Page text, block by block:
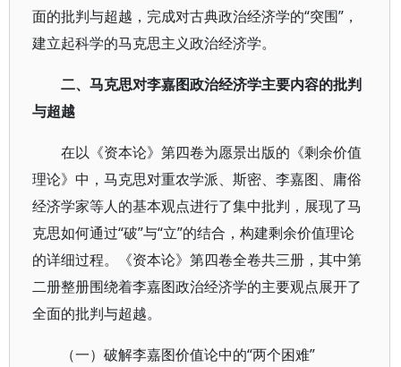
面的批判与超越，完成对古典政治经济学的“突围”，
建立起科学的马克思主义政治经济学。
二、马克思对李嘉图政治经济学主要内容的批判
与超越
在以《资本论》第四卷为愿景出版的《剩余价值
理论》中，马克思对重农学派、斯密、李嘉图、庸俗
经济学家等人的基本观点进行了集中批判，展现了马
克思如何通过“破”与“立”的结合，构建剩余价值理论
的详细过程。《资本论》第四卷全卷共三册，其中第
二册整册围绕着李嘉图政治经济学的主要观点展开了
全面的批判与超越。
（一）破解李嘉图价值论中的“两个困难”